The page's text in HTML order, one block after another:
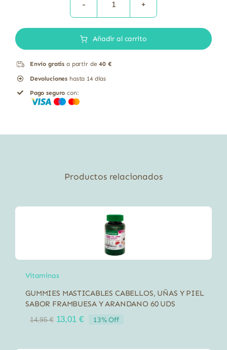
Mico-
Reishi
cantidad
Añadir al carrito
Envío gratis a partir de40 €
Devoluciones hasta 14 días
Pago seguro con:
Productos relacionados
Vitaminas
GUMMIES MASTICABLES CABELLOS, UÑAS Y PIEL
SABOR FRAMBUESA Y ARANDANO 60 UDS
14,95€ El
13,01 €El
13% Off